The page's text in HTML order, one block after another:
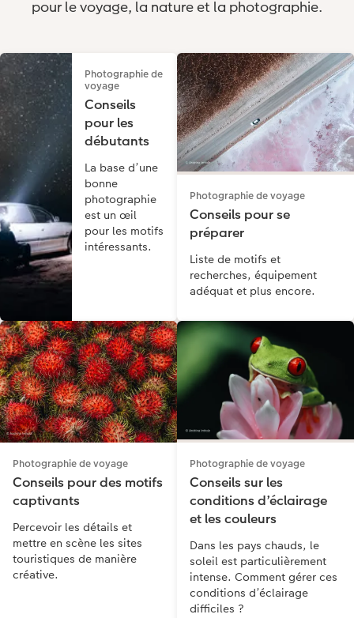
pour le voyage, la nature et la photographie.
Photographie de
voyage
Conseils
pour les
débutants
La base d’une
bonne
photographie
est un œil
pour les motifs
intéressants.
Photographie de voyage
Conseils pour se
préparer
Liste de motifs et
recherches, équipement
adéquat et plus encore.
Photographie de voyage
Conseils pour des motifs
captivants
Percevoir les détails et
mettre en scène les sites
touristiques de manière
créative.
Photographie de voyage
Conseils sur les
conditions d’éclairage
et les couleurs
Dans les pays chauds, le
soleil est particulièrement
intense. Comment gérer ces
conditions d’éclairage
difficiles ?